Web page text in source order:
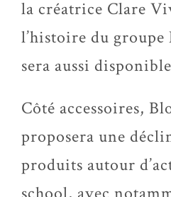
la créatrice Clare
l’histoire du
sera aussi
Côté accessoires,
proposera une
produits autour